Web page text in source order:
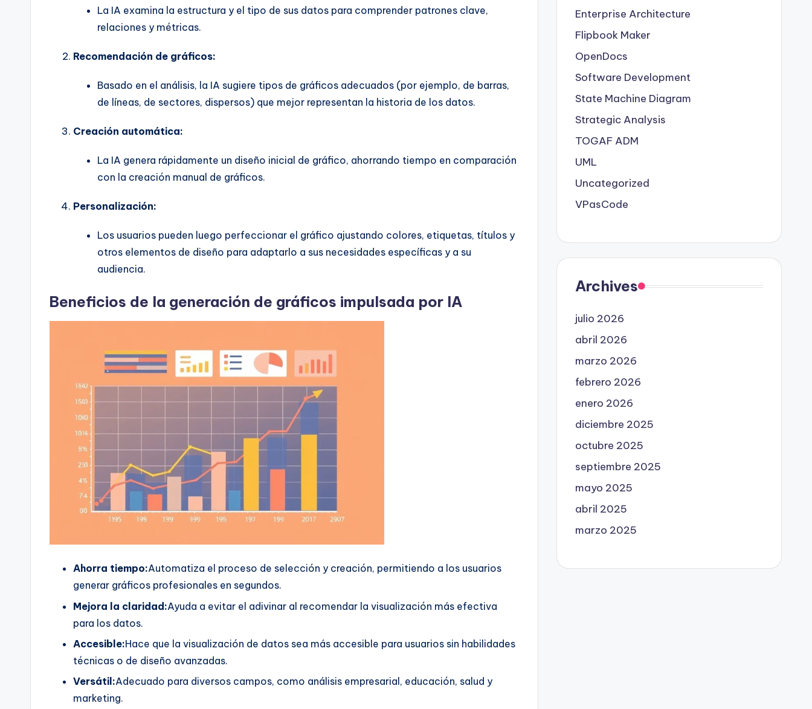
La IA examina la estructura y el tipo de sus datos para comprender patrones clave,
relaciones y métricas.
Recomendación de gráficos:
Basado en el análisis, la IA sugiere tipos de gráficos adecuados (por ejemplo, de barras,
de líneas, de sectores, dispersos) que mejor representan la historia de los datos.
Creación automática:
La IA genera rápidamente un diseño inicial de gráfico, ahorrando tiempo en comparación
con la creación manual de gráficos.
Personalización:
Los usuarios pueden luego perfeccionar el gráfico ajustando colores, etiquetas, títulos y
otros elementos de diseño para adaptarlo a sus necesidades específicas y a su
audiencia.
Beneficios de la generación de gráficos impulsada por IA
Ahorra tiempo:Automatiza el proceso de selección y creación, permitiendo a los usuarios
generar gráficos profesionales en segundos.
Mejora la claridad:Ayuda a evitar el adivinar al recomendar la visualización más efectiva
para los datos.
Accesible:Hace que la visualización de datos sea más accesible para usuarios sin habilidades
técnicas o de diseño avanzadas.
Versátil:Adecuado para diversos campos, como análisis empresarial, educación, salud y
marketing.
Enterprise Architecture
Flipbook Maker
OpenDocs
Software Development
State Machine Diagram
Strategic Analysis
TOGAF ADM
UML
Uncategorized
VPasCode
Archives
julio 2026
abril 2026
marzo 2026
febrero 2026
enero 2026
diciembre 2025
octubre 2025
septiembre 2025
mayo 2025
abril 2025
marzo 2025